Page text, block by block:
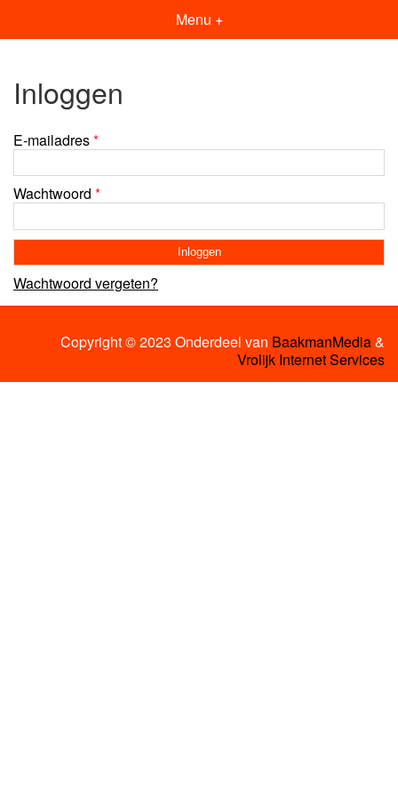
Menu +
Inloggen
E-mailadres*
Wachtwoord *
Wachtwoord vergeten?
Copyright © 2023 Onderdeel van BaakmanMedia&
Vrolijk Internet Services